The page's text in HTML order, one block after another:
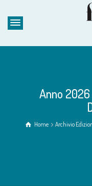
Anno
Home Archivio